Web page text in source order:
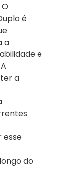
é
a
e
a
esse
do